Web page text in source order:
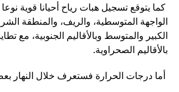
كما يتوقع تسجيل هبات رياح أحيانا قوية
الواجهة المتوسطية، والريف، والمنطقة
الكبير والمتوسط وبالأقاليم الجنوبية، مع
بالأقاليم الصحراوية.
أما درجات الحرارة فستعرف خلال النهار